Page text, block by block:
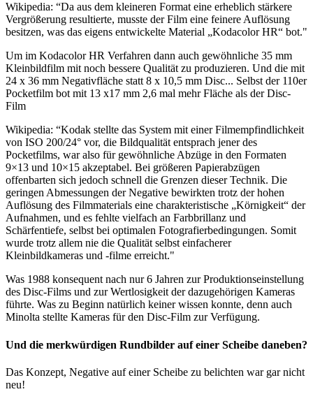
Wikipedia: “Da aus dem kleineren Format eine erheblich stärkere
Vergrößerung resultierte, musste der Film eine feinere Auflösung
besitzen, was das eigens entwickelte Material „Kodacolor HR“ bot."
Um im Kodacolor HR Verfahren dann auch gewöhnliche 35 mm
Kleinbildfilm mit noch bessere Qualität zu produzieren. Und die mit
24 x 36 mm Negativfläche statt 8 x 10,5 mm Disc... Selbst der 110er
Pocketfilm bot mit 13 x17 mm 2,6 mal mehr Fläche als der Disc-
Film
Wikipedia: “Kodak stellte das System mit einer Filmempfindlichkeit
von ISO 200/24° vor, die Bildqualität entsprach jener des
Pocketfilms, war also für gewöhnliche Abzüge in den Formaten
9×13 und 10×15 akzeptabel. Bei größeren Papierabzügen
offenbarten sich jedoch schnell die Grenzen dieser Technik. Die
geringen Abmessungen der Negative bewirkten trotz der hohen
Auflösung des Filmmaterials eine charakteristische „Körnigkeit“ der
Aufnahmen, und es fehlte vielfach an Farbbrillanz und
Schärfentiefe, selbst bei optimalen Fotografierbedingungen. Somit
wurde trotz allem nie die Qualität selbst einfacherer
Kleinbildkameras und -filme erreicht."
Was 1988 konsequent nach nur 6 Jahren zur Produktionseinstellung
des Disc-Films und zur Wertlosigkeit der dazugehörigen Kameras
führte. Was zu Beginn natürlich keiner wissen konnte, denn auch
Minolta stellte Kameras für den Disc-Film zur Verfügung.
Und die merkwürdigen Rundbilder auf einer Scheibe daneben?
Das Konzept, Negative auf einer Scheibe zu belichten war gar nicht
neu!